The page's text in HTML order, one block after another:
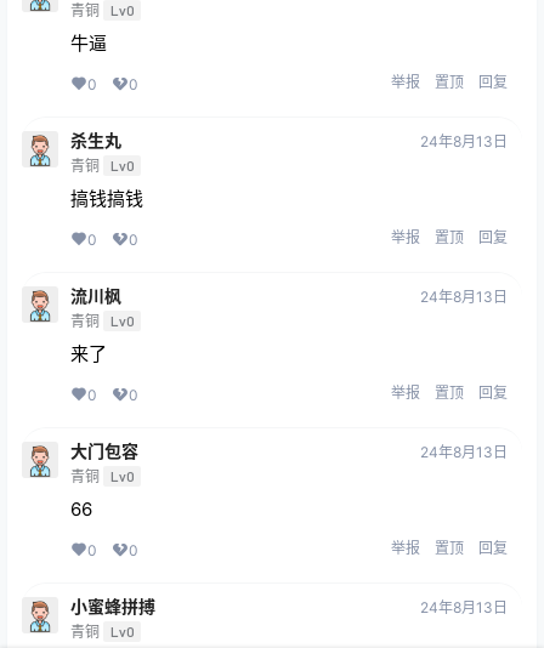
青铜 Lv0
牛逼
0 0 举报 置顶 回复
杀生丸
青铜 Lv0
24年8月13日
搞钱搞钱
0 0 举报 置顶 回复
流川枫
青铜 Lv0
24年8月13日
来了
0 0 举报 置顶 回复
大门包容
青铜 Lv0
24年8月13日
66
0 0 举报 置顶 回复
小蜜蜂拼搏
青铜 Lv0
24年8月13日